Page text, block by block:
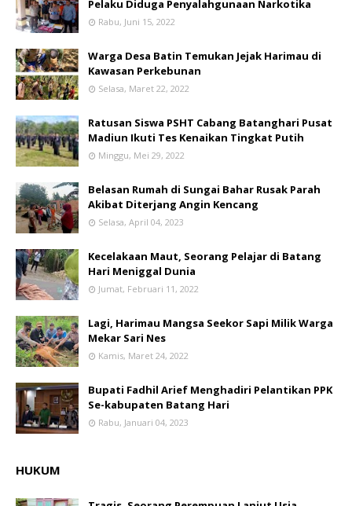
Pelaku Diduga Penyalahgunaan Narkotika
Rabu, Juni 15, 2022
Warga Desa Batin Temukan Jejak Harimau di
Kawasan Perkebunan
Selasa, Maret 22, 2022
Ratusan Siswa PSHT Cabang Batanghari Pusat
Madiun Ikuti Tes Kenaikan Tingkat Putih
Minggu, Mei 29, 2022
Belasan Rumah di Sungai Bahar Rusak Parah
Akibat Diterjang Angin Kencang
Selasa, April 04, 2023
Kecelakaan Maut, Seorang Pelajar di Batang
Hari Meniggal Dunia
Jumat, Februari 11, 2022
Lagi, Harimau Mangsa Seekor Sapi Milik Warga
Mekar Sari Nes
Kamis, Maret 24, 2022
Bupati Fadhil Arief Menghadiri Pelantikan PPK
Se-kabupaten Batang Hari
Rabu, Januari 04, 2023
HUKUM